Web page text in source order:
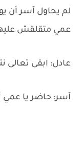
لم يحاول آسر أن
عمي متقلقش
عادل: ابقى
آسر: حاضر يا عمي